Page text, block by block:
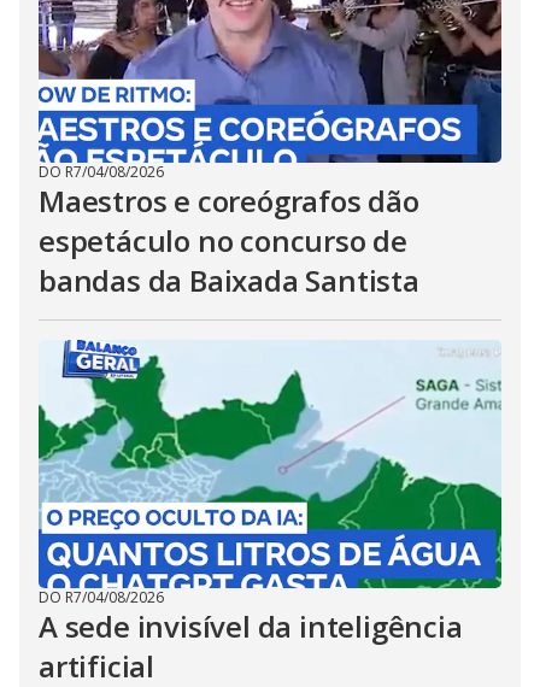
DO R7/04/08/2026
Maestros e coreógrafos dão
espetáculo no concurso de
bandas da Baixada Santista
DO R7/04/08/2026
A sede invisível da inteligência
artificial